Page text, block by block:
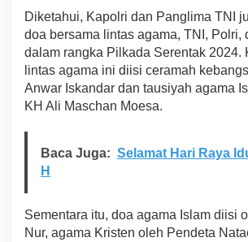
Diketahui, Kapolri dan Panglima TNI
doa bersama lintas agama, TNI, Polri,
dalam rangka Pilkada Serentak 2024.
lintas agama ini diisi ceramah
Anwar Iskandar dan tausiyah agama
KH Ali Maschan Moesa.
Baca Juga: Selamat Hari Raya
H
Sementara itu, doa agama Islam diisi
Nur, agama Kristen oleh Pendeta